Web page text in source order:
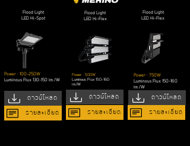
Flood Light
LED Hi-Spot
Flood Light
LED Hi-Flex
Flood Light
LED Hi-Flex
Power : 100-250W
Luminous Flux 130-150 lm./W
ดาวน์โหลด
รายละเอียด
Power : 500W
Luminous Flux 150-160
lm./W
ดาวน์โหลด
รายละเอียด
Power : 750W
Luminous Flux 150-160
lm./W
ดาวน์โหลด
รายละเอียด